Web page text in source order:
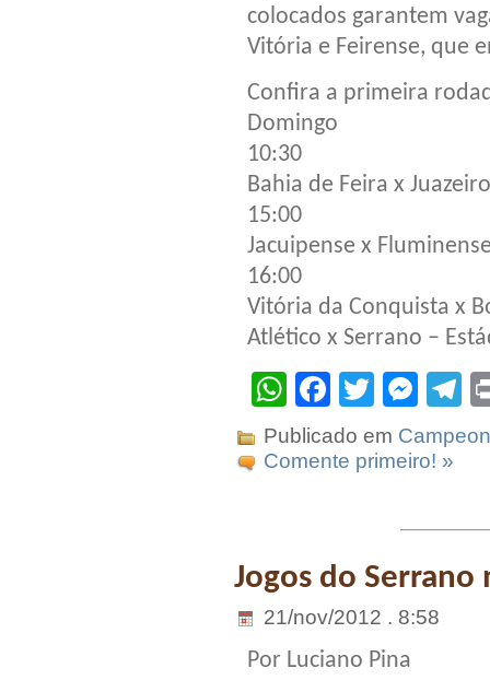
colocados garantem
Vitória e Feirense, que
Confira a primeira
Domingo
10:30
Bahia de Feira x
15:00
Jacuipense x
16:00
Vitória da Conquista x
Atlético x Serrano –
WhatsApp
Facebook
Twitter
Publicado em
Comente primeiro! »
Jogos do Serrano
21/nov/2012 . 8:58
Por Luciano Pina